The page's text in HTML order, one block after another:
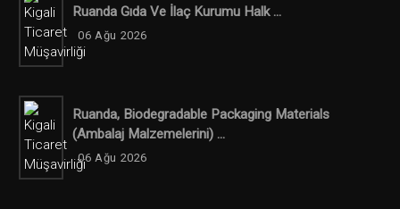
Ruanda Gıda Ve İlaç Kurumu Halk ...
06 Ağu 2026
Ruanda, Biodegradable Packaging Materials
(ambalaj Malzemelerini) ...
06 Ağu 2026